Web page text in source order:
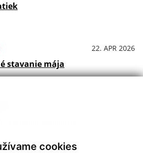
cookies
22. APR 2026
stavanie mája